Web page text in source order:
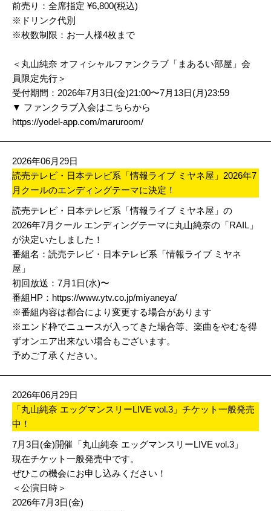
前売り：全席指定 ¥6,800(税込)
※ドリンク代別
※枚数制限：お一人様4枚まで
＜丸山純奈 オフィシャルファンクラブ「まあるい部屋」会
員限定先行＞
受付期間：2026年7月3日(金)21:00〜7月13日(月)23:59
▼ ファンクラブ入会はこちらから
https://yodel-app.com/maruroom/
2026年06月29日
読売テレビ・日本テレビ系「情報ライブ ミヤネ屋」2026年7
月クールのエンディングテーマに決定！
読売テレビ・日本テレビ系「情報ライブ ミヤネ屋」の
2026年7月クール エンディングテーマに丸山純奈の「RAIL」
が決定いたしました！
番組名：読売テレビ・日本テレビ系「情報ライブ ミヤネ
屋」
初回放送：7月1日(水)〜
番組HP： https://www.ytv.co.jp/miyaneya/
※番組内容は都合により変更する場合があります
※エンド枠でニュースが入ってきた場合等、楽曲をやむを得
ずオンエア出来ない場合もございます。
予めご了承ください。
2026年06月29日
「丸山純奈 エッグマンスリーLIVE vol.3」チケット一般発売
中！
7月3日(金)開催「丸山純奈 エッグマンスリーLIVE vol.3」
現在チケット一般発売中です。
ぜひこの機会にお申し込みください！
＜公演日時＞
2026年7月3日(金)